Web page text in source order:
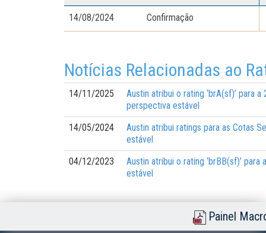
14/08/2024 Confirmação
Notícias Relacionadas ao
14/11/2025
Austin atribui o rating ‘brA(sf)’ para
perspectiva estável
14/05/2024
Austin atribui ratings para as Cotas
estável
04/12/2023
Austin atribui o rating ‘brBB(sf)’
estável
Painel